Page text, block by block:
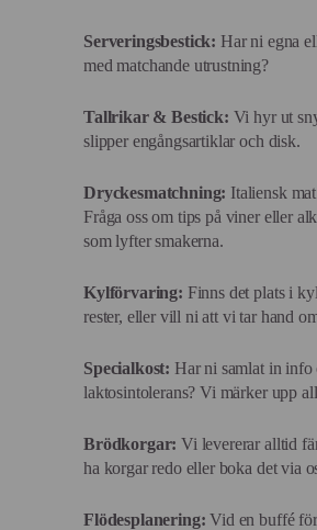
Serveringsbestick: Har ni egna
med matchande utrustning?
Tallrikar & Bestick: Vi hyr ut
slipper engångsartiklar och disk.
Dryckesmatchning: Italiensk
Fråga oss om tips på viner eller
som lyfter smakerna.
Kylförvaring: Finns det plats i
rester, eller vill ni att vi tar hand
Specialkost: Har ni samlat in info
laktosintolerans? Vi märker upp
Brödkorgar: Vi levererar alltid
ha korgar redo eller boka det via
Flödesplanering: Vid en buffé